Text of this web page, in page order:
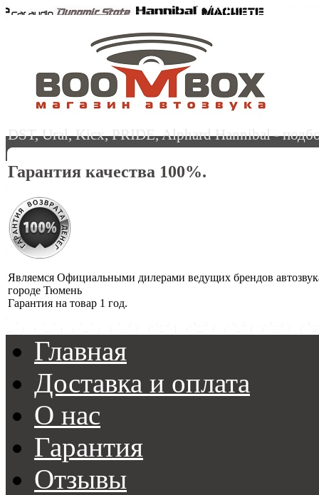
DST, Ural, Kicx, PRIDE, Alphard Hannibal -
Гарантия качества 100%.
Являемся Официальными дилерами ведущих брендов
городе Тюмень
Гарантия на товар 1 год.
Главная
Доставка и оплата
О нас
Гарантия
Отзывы